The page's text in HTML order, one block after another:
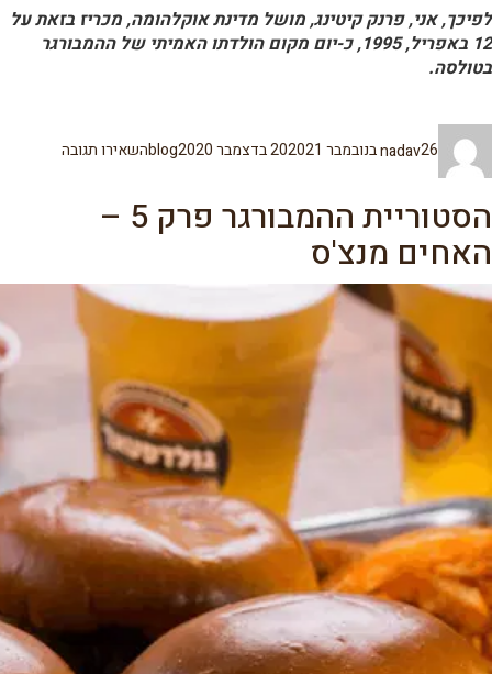
לפיכך, אני, פרנק קיטינג, מושל מדינת אוקלהומה, מכריז בזאת על
12 באפריל, 1995, כ-יום מקום הולדתו האמיתי של ההמבורגר
בטולסה.
nadav
בתאריך26 בנובמבר 2020 21 בדצמבר 2020 blogהשאירו תגובההיכן
הסטוריית ההמבורגר פרק 5 –
האחים מנצ'ס